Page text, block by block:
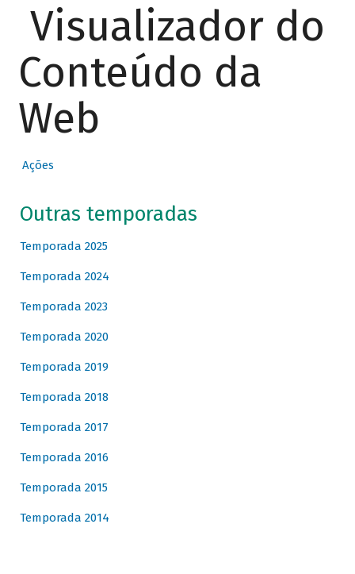
Visualizador do
Conteúdo da
Web
Ações
Outras temporadas
Temporada 2025
Temporada 2024
Temporada 2023
Temporada 2020
Temporada 2019
Temporada 2018
Temporada 2017
Temporada 2016
Temporada 2015
Temporada 2014